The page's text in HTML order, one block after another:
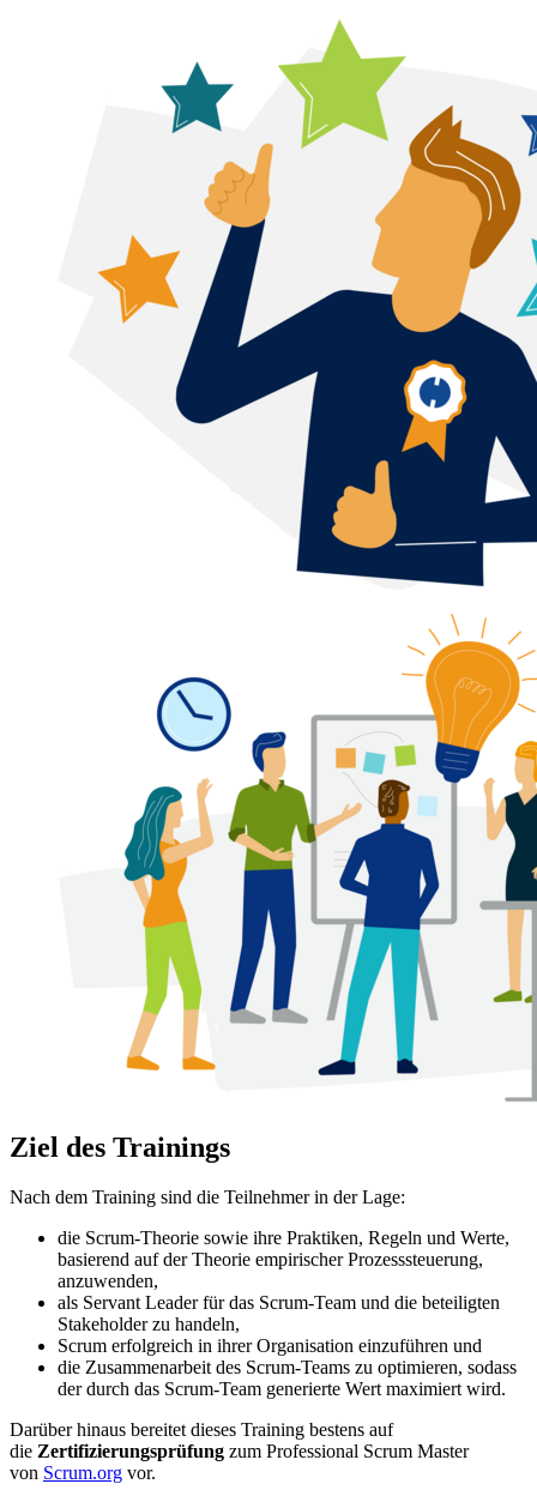
Ziel des Trainings
Nach dem Training sind die Teilnehmer in der Lage:
die Scrum-Theorie sowie ihre Praktiken, Regeln und Werte,
basierend auf der Theorie empirischer Prozesssteuerung,
anzuwenden,
als Servant Leader für das Scrum-Team und die beteiligten
Stakeholder zu handeln,
Scrum erfolgreich in ihrer Organisation einzuführen und
die Zusammenarbeit des Scrum-Teams zu optimieren, sodass
der durch das Scrum-Team generierte Wert maximiert wird.
Darüber hinaus bereitet dieses Training bestens auf
die Zertifizierungsprüfung zum Professional Scrum Master
von Scrum.org vor.